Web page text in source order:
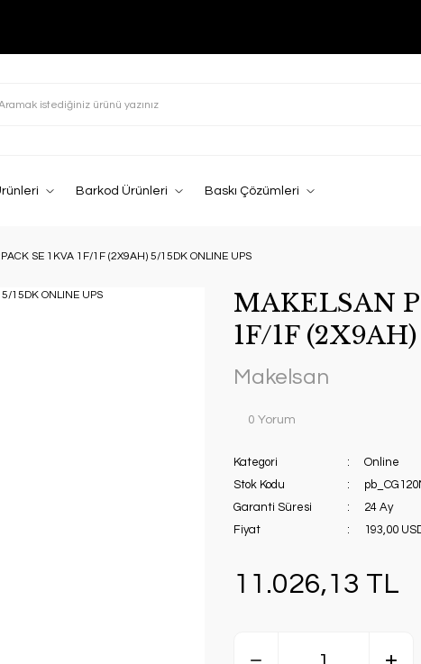
Barkod Ürünleri Baskı Çözümleri
SE 1KVA 1F/1F (2X9AH) 5/15DK ONLINE UPS
MAKELSAN
1F/1F
Makelsan
0 Yorum
Kategori
Online
Stok Kodu
Garanti Süresi
24 Ay
Fiyat
193,00
11.026,13 TL